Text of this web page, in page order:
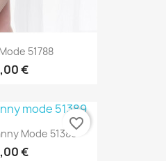
51788
€
Mode 51389
€
favorite_border